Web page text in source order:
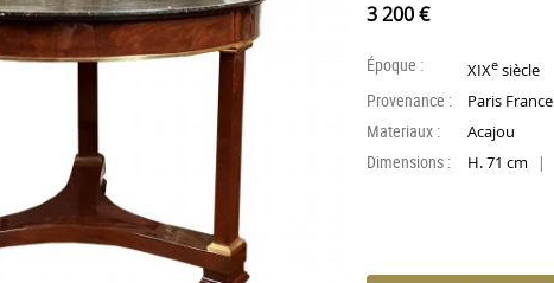
3 200 €
Époque : XIXe siècle
Provenance : Paris France
Materiaux : Acajou
Dimensions : H. 71 cm |